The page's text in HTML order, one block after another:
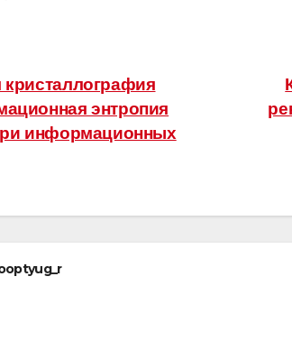
кристаллография
энтропия
информационных